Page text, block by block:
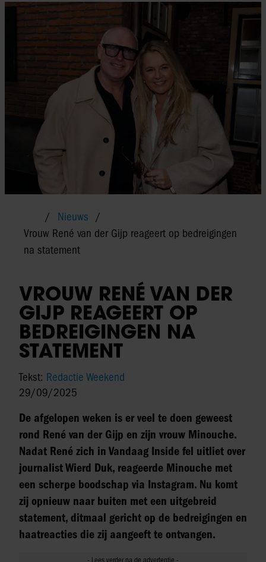
Nieuws
Vrouw René van der Gijp reageert op bedreigingen
na statement
VROUW RENÉ VAN DER
GIJP REAGEERT OP
BEDREIGINGEN NA
STATEMENT
Tekst: Redactie Weekend
29/09/2025
De afgelopen weken is er veel te doen geweest
rond René van der Gijp en zijn vrouw Minouche.
Nadat René zich in Vandaag Inside fel uitliet over
journalist Wierd Duk, reageerde Minouche met
een scherpe boodschap via Instagram. Nu komt
zij opnieuw naar buiten met een uitgebreid
statement, ditmaal gericht op de bedreigingen en
haatreacties die zij aangeeft te ontvangen.